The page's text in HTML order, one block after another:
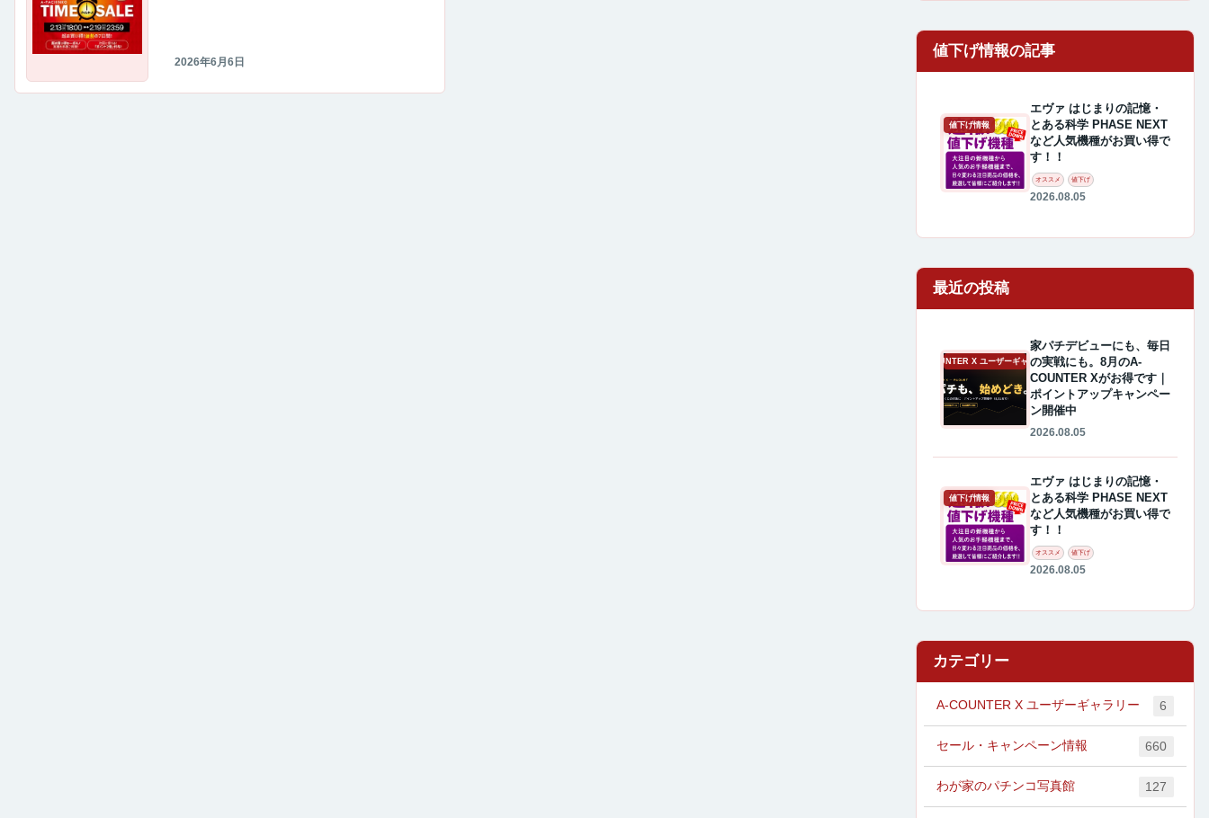
2026年6月6日
値下げ情報
エヴァ はじまりの記憶・
とある科学 PHASE NEXT
など人気機種がお買い得で
す！！
オススメ 値下げ
2026.08.05
最近の投稿
A-COUNTER X ユーザーギャラリー
家パチデビューにも、毎日
の実戦にも。8月のA-
COUNTER Xがお得です｜
ポイントアップキャンペー
ン開催中
2026.08.05
値下げ情報
エヴァ はじまりの記憶・
とある科学 PHASE NEXT
など人気機種がお買い得で
す！！
オススメ 値下げ
2026.08.05
カテゴリー
A-COUNTER X ユーザーギャラリー 6
セール・キャンペーン情報 660
わが家のパチンコ写真館 127